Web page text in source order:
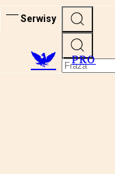
Serwisy
PRO